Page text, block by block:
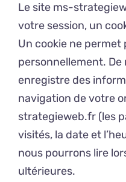
Le site ms-
votre session, un
Un cookie ne
personnellement. De
enregistre des
navigation de votre
strategieweb.fr (les
visités, la date et
nous pourrons lire
ultérieures.